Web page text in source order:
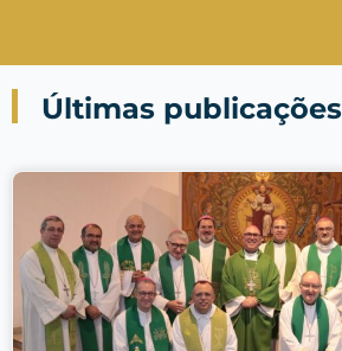
Últimas publicações